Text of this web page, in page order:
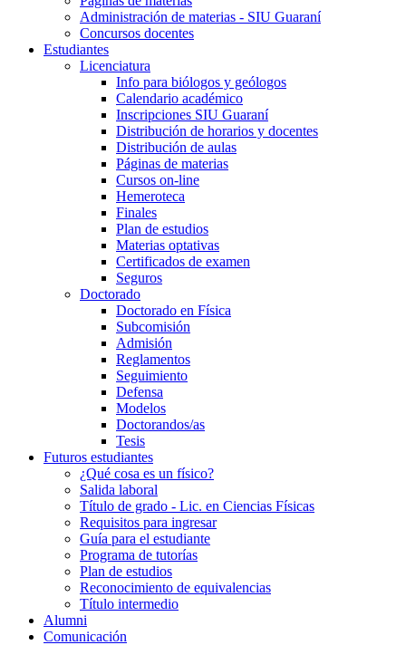
Administración de materias - SIU Guaraní
Concursos docentes
Estudiantes
Licenciatura
Info para biólogos y geólogos
Calendario académico
Inscripciones SIU Guaraní
Distribución de horarios y docentes
Distribución de aulas
Páginas de materias
Cursos on-line
Hemeroteca
Finales
Plan de estudios
Materias optativas
Certificados de examen
Seguros
Doctorado
Doctorado en Física
Subcomisión
Admisión
Reglamentos
Seguimiento
Defensa
Modelos
Doctorandos/as
Tesis
Futuros estudiantes
¿Qué cosa es un físico?
Salida laboral
Título de grado - Lic. en Ciencias Físicas
Requisitos para ingresar
Guía para el estudiante
Programa de tutorías
Plan de estudios
Reconocimiento de equivalencias
Título intermedio
Alumni
Comunicación